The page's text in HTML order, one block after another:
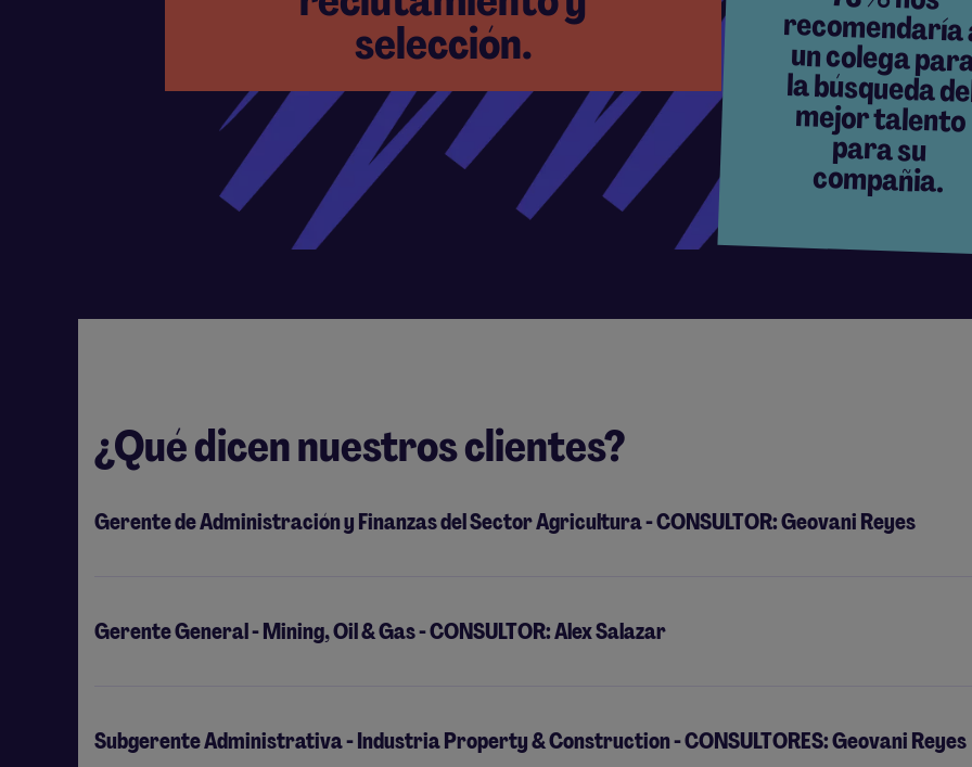
selección.
compañia.
¿Qué dicen nuestros clientes?
Gerente de Administración y Finanzas del Sector Agricultura - CONSULTOR: Geovani Reyes
Gerente General - Mining, Oil & Gas - CONSULTOR: Alex Salazar
Subgerente Administrativa - Industria Property & Construction - CONSULTORES: Geovani Reyes